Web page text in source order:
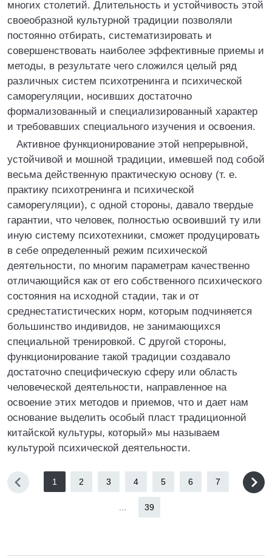
многих столетий. Длительность и устойчивость этой
своеобразной культурной традиции позволяли
постоянно отбирать, систематизировать и
совершенствовать наиболее эффективные приемы и
методы, в результате чего сложился целый ряд
различных систем психотренинга и психической
саморегуляции, носивших достаточно
формализованный и специализированный характер
и требовавших специального изучения и освоения.
Активное функционирование этой непрерывной,
устойчивой и мошной традиции, имевшей под собой
весьма действенную практическую основу (т. е.
практику психотренинга и психической
саморегуляции), с одной стороны, давало твердые
гарантии, что человек, полностью освоивший ту или
иную систему психотехники, сможет продуцировать
в себе определенный режим психической
деятельности, по многим параметрам качественно
отличающийся как от его собственного психического
состояния на исходной стадии, так и от
среднестатистических норм, которым подчиняется
большинство индивидов, не занимающихся
специальной тренировкой. С другой стороны,
функционирование такой традиции создавало
достаточно специфическую сферу или область
человеческой деятельности, направленное на
освоение этих методов и приемов, что и дает нам
основание выделить особый пласт традиционной
китайской культуры, который» мы называем
культурой психической деятельности.
1 2 3 4 5 6 7
39